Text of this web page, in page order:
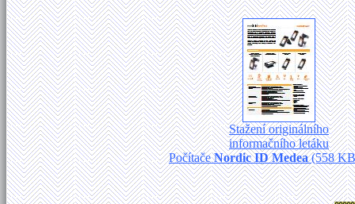
Stažení originálního
informačního letáku
PočítačeNordic ID Medea(558